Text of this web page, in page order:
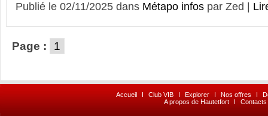
Publié le 02/11/2025 dans Métapo infos par Zed |
Page : 1
Accueil I Club VIB I Explorer I Nos offres I
A propos de Hautetfort
I Contacts